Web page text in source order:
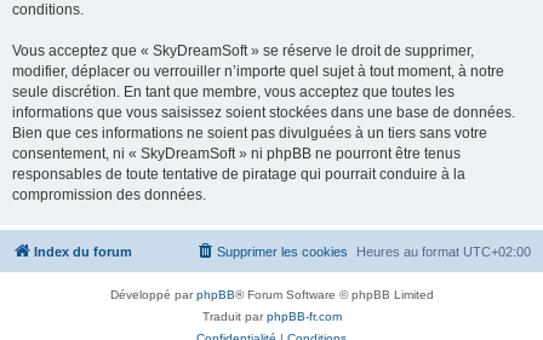
conditions.
Vous acceptez que « SkyDreamSoft » se réserve le droit de supprimer,
modifier, déplacer ou verrouiller n’importe quel sujet à tout moment, à notre
seule discrétion. En tant que membre, vous acceptez que toutes les
informations que vous saisissez soient stockées dans une base de données.
Bien que ces informations ne soient pas divulguées à un tiers sans votre
consentement, ni « SkyDreamSoft » ni phpBB ne pourront être tenus
responsables de toute tentative de piratage qui pourrait conduire à la
compromission des données.
Index du forum Heures au format UTC+02:00
Supprimer les cookies
Développé parphpBB® Forum Software © phpBB Limited
Traduit parphpBB-fr.com